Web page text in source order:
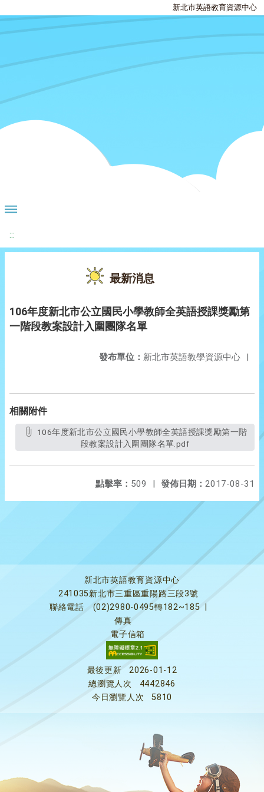
新北市英語教育資源中心
:::
最新消息
106年度新北市公立國民小學教師全英語授課獎勵第
一階段教案設計入圍團隊名單
發布單位： 新北市英語教學資源中心 |
相關附件
段教案設計入圍團隊名單.pdf
發佈日期： 2017-08-31
點擊率： 509 |
新北市英語教育資源中心
241035新北市三重區重陽路三段3號
聯絡電話
(02)2980-0495轉182~185
傳真
電子信箱
最後更新
2026-01-12
總瀏覽人次
4442846
今日瀏覽人次
5810